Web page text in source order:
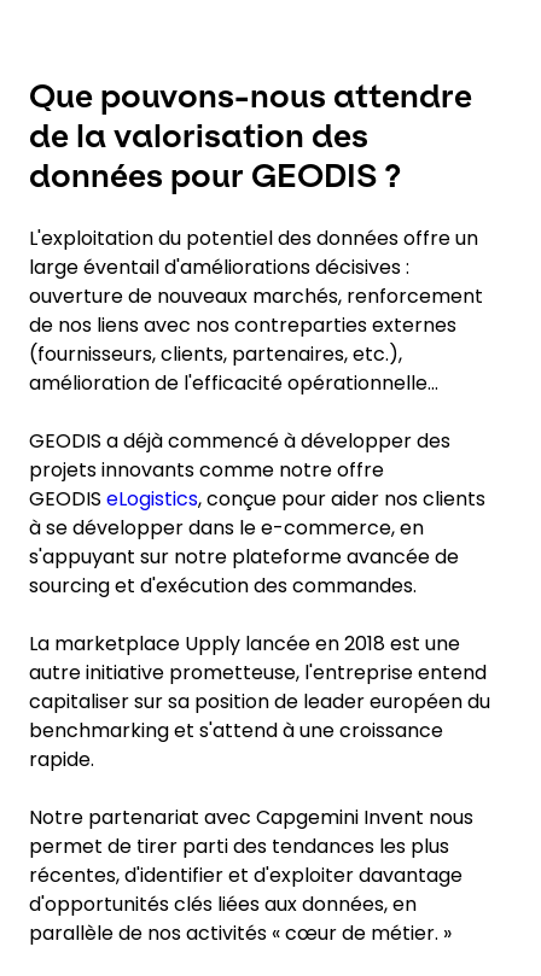
Que pouvons-nous attendre
de la valorisation des
données pour GEODIS ?
L'exploitation du potentiel des données offre un
large éventail d'améliorations décisives :
ouverture de nouveaux marchés, renforcement
de nos liens avec nos contreparties externes
(fournisseurs, clients, partenaires, etc.),
amélioration de l'efficacité opérationnelle...
GEODIS a déjà commencé à développer des
projets innovants comme notre offre
GEODIS eLogistics, conçue pour aider nos clients
à se développer dans le e-commerce, en
s'appuyant sur notre plateforme avancée de
sourcing et d'exécution des commandes.
La marketplace Upply lancée en 2018 est une
autre initiative prometteuse, l'entreprise entend
capitaliser sur sa position de leader européen du
benchmarking et s'attend à une croissance
rapide.
Notre partenariat avec Capgemini Invent nous
permet de tirer parti des tendances les plus
récentes, d'identifier et d'exploiter davantage
d'opportunités clés liées aux données, en
parallèle de nos activités « cœur de métier. »